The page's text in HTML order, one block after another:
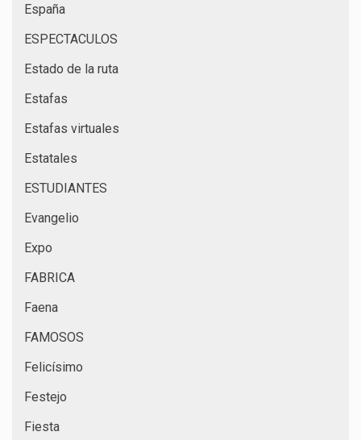
España
ESPECTACULOS
Estado de la ruta
Estafas
Estafas virtuales
Estatales
ESTUDIANTES
Evangelio
Expo
FABRICA
Faena
FAMOSOS
Felicísimo
Festejo
Fiesta